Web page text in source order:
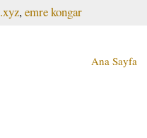
.xyz,emre kongar
Ana Sayfa